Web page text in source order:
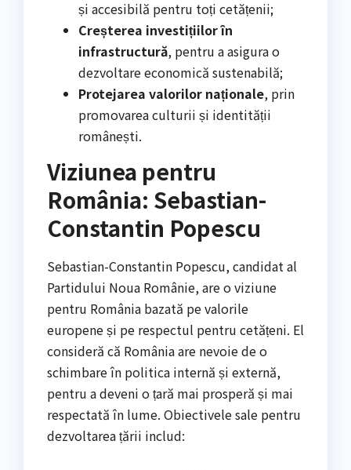
și accesibilă pentru toți cetățenii;
Creșterea investițiilor în
infrastructură, pentru a asigura o
dezvoltare economică sustenabilă;
Protejarea valorilor naționale, prin
promovarea culturii și identității
românești.
Viziunea pentru
România: Sebastian-
Constantin Popescu
Sebastian-Constantin Popescu, candidat al
Partidului Noua Românie, are o viziune
pentru România bazată pe valorile
europene și pe respectul pentru cetățeni. El
consideră că România are nevoie de o
schimbare în politica internă și externă,
pentru a deveni o țară mai prosperă și mai
respectată în lume. Obiectivele sale pentru
dezvoltarea țării includ: